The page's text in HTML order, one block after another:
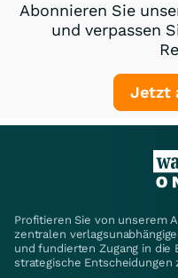
Abonnieren Sie
und verpassen
Jetzt
Profitieren Sie von unserem
zentralen
und fundierten Zugang in
strategische Entscheidungen